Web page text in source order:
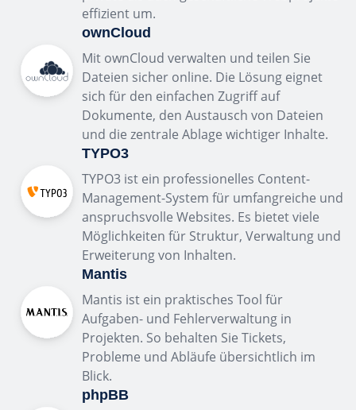
effizient um.
ownCloud
Mit ownCloud verwalten und teilen Sie
Dateien sicher online. Die Lösung eignet
sich für den einfachen Zugriff auf
Dokumente, den Austausch von Dateien
und die zentrale Ablage wichtiger Inhalte.
TYPO3
TYPO3 ist ein professionelles Content-
Management-System für umfangreiche und
anspruchsvolle Websites. Es bietet viele
Möglichkeiten für Struktur, Verwaltung und
Erweiterung von Inhalten.
Mantis
Mantis ist ein praktisches Tool für
Aufgaben- und Fehlerverwaltung in
Projekten. So behalten Sie Tickets,
Probleme und Abläufe übersichtlich im
Blick.
phpBB